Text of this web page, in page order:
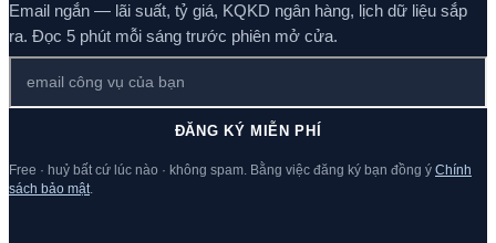
Email ngắn — lãi suất, tỷ giá, KQKD ngân hàng, lịch dữ liệu sắp
ra. Đọc 5 phút mỗi sáng trước phiên mở cửa.
ĐĂNG KÝ MIỄN PHÍ
Free · huỷ bất cứ lúc nào · không spam. Bằng việc đăng ký bạn đồng ý Chính
sách bảo mật